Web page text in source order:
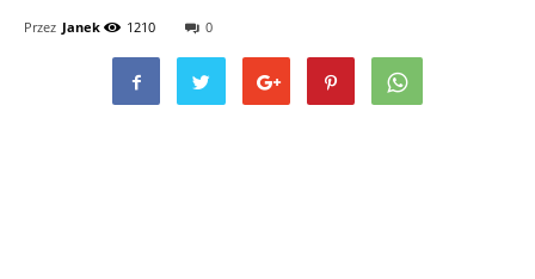
Przez Janek 1210 0